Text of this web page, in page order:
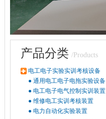
产品分类 /Products
电工电子实验实训考核设备
● 通用电工电子电拖实验设备
● 电工电子电气控制实训装置
● 维修电工实训考核装置
● 电力自动化实验装置